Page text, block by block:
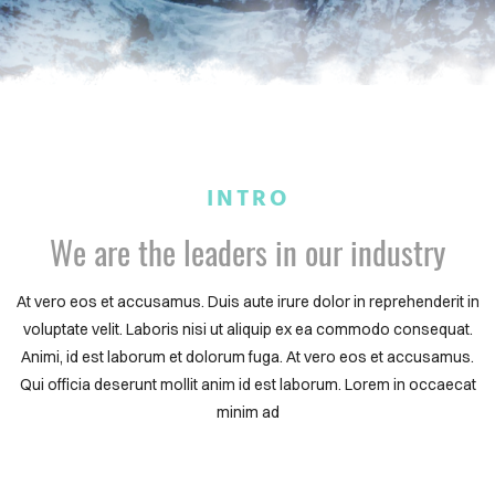
INTRO
We are the leaders in our industry
At vero eos et accusamus. Duis aute irure dolor in reprehenderit in
voluptate velit. Laboris nisi ut aliquip ex ea commodo consequat.
Animi, id est laborum et dolorum fuga. At vero eos et accusamus.
Qui officia deserunt mollit anim id est laborum. Lorem in occaecat
minim ad